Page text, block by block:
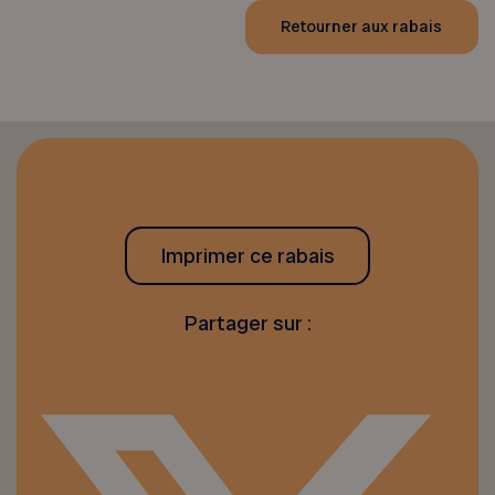
Retourner aux rabais
Imprimer ce rabais
Partager sur :